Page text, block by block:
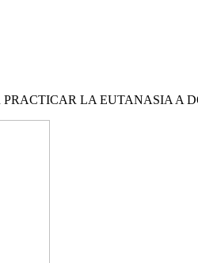
LA EUTANASIA A